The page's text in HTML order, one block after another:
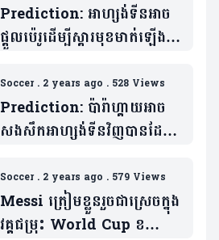
Prediction: អាហ្សង់ទីនអាច
ផ្តួលប៉េរូដើម្បីស្តារមុខមាត់ឡើង
Soccer. 2 years ago . 528 Views
Prediction: ប៉ារ៉ាហ្គាយអាច
សងសឹកអាហ្សង់ទីនវិញបានដែរ
Soccer. 2 years ago . 579 Views
Messi ត្រៀមខ្លួនរួចជាស្រេចក្នុង
វគ្គជម្រុះ World Cup ខណៈ